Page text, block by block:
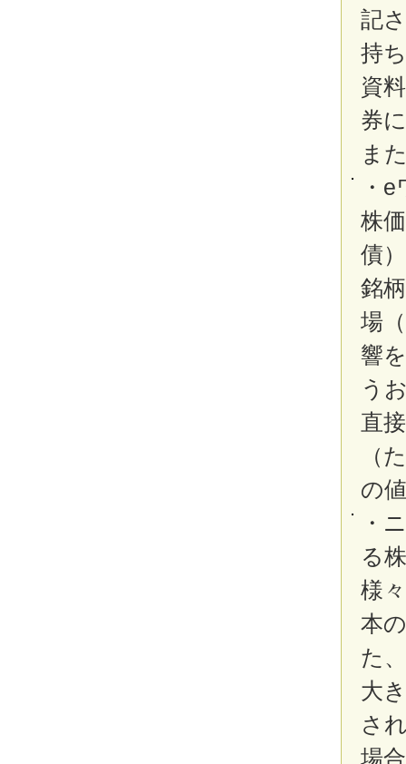
記
持
資
券
ま
・
株
債
銘
場
響
う
直
（
の
・
る
様
本
た
大
さ
場